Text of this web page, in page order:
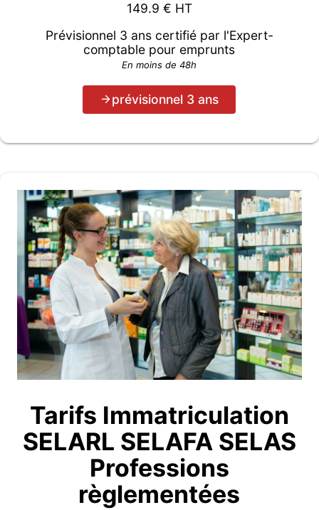
149.9 € HT
Prévisionnel 3 ans certifié par l'Expert-
comptable pour emprunts
En moins de 48h
prévisionnel 3 ans
Tarifs Immatriculation
SELARL SELAFA SELAS
Professions
règlementées